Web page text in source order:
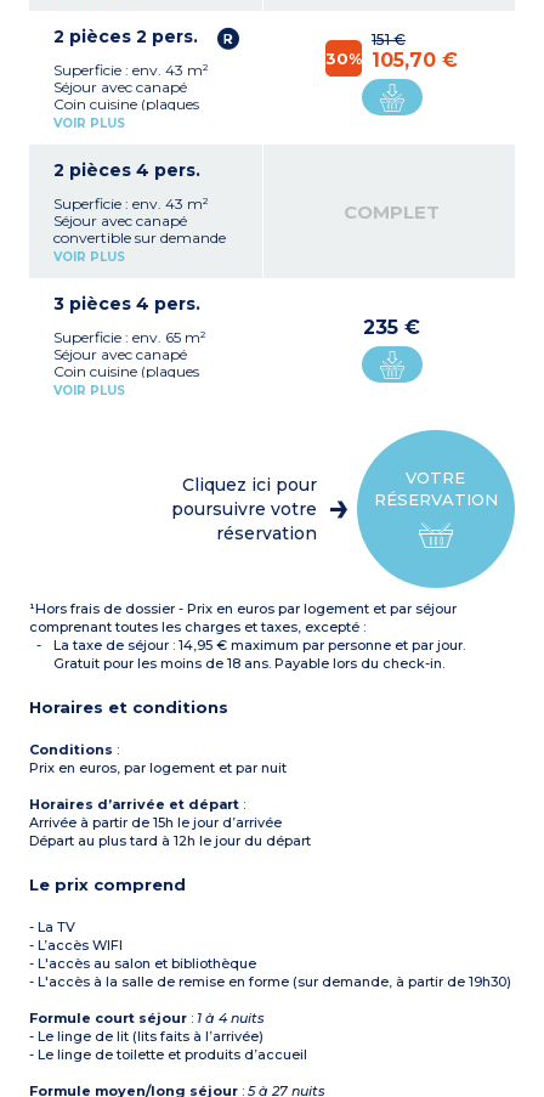
Salle d'eau PMR avec
douche et sèche-serviettes
WC
2 pièces 2 pers.
Superficie : env. 43 m²
Séjour avec canapé
Coin cuisine (plaques
induction, réfrigérateur,
1 chambre avec 1 lit double
douche et sèche-serviettes
WC
VOIR PLUS
151 €
30% 105,70 €
2 pièces 4 pers.
Superficie : env. 43 m²
Séjour avec canapé
convertible sur demande
Coin cuisine (plaques
hotte aspirante)
Salle d'eau PMR avec
douche et sèche-serviettes
WC
VOIR PLUS
COMPLET
3 pièces 4 pers.
Superficie : env. 65 m²
Séjour avec canapé
Coin cuisine (plaques
induction, réfrigérateur,
Salle d'eau PMR avec
douche et sèche-serviettes
VOIR PLUS
235 €
VOTRE
RÉSERVATION
Cliquez ici pour
poursuivre votre
réservation
¹Hors frais de dossier - Prix en euros par logement et par séjour
comprenant toutes les charges et taxes, excepté :
La taxe de séjour : 14,95 € maximum par personne et par jour.
Gratuit pour les moins de 18 ans. Payable lors du check-in.
Horaires et conditions
Conditions :
Prix en euros, par logement et par nuit
Horaires d’arrivée et départ :
Arrivée à partir de 15h le jour d’arrivée
Départ au plus tard à 12h le jour du départ
Le prix comprend
- La TV
- L’accès WIFI
- L'accès au salon et bibliothèque
- L'accès à la salle de remise en forme (sur demande, à partir de 19h30)
Formule court séjour : 1 à 4 nuits
- Le linge de lit (lits faits à l’arrivée)
- Le linge de toilette et produits d’accueil
Formule moyen/long séjour :5 à 27 nuits